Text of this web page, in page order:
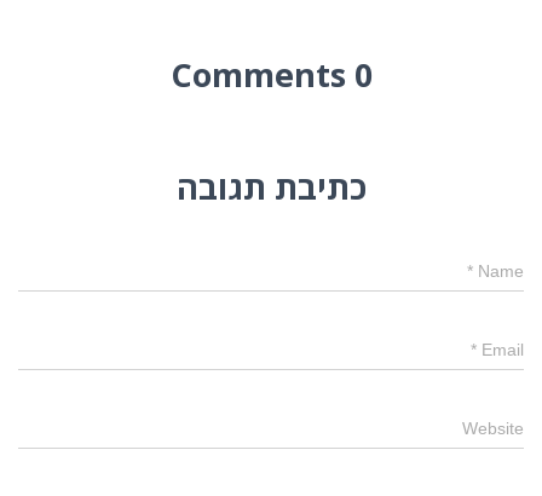
0 Comments
כתיבת תגובה
Name
*
Email
*
Website